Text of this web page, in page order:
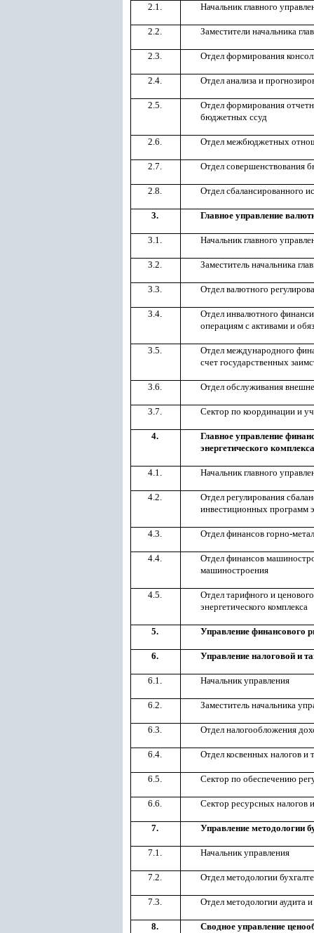
2.1. Начальник главного
2.2. Заместители начальника
2.3. Отдел формирования
2.4. Отдел анализа и
2.5.
Отдел формирования
бюджетных ссуд
2.6. Отдел межбюджетных
2.7. Отдел совершенствования
2.8. Отдел сбалансированного
3. Главное управление
3.1. Начальник главного
3.2. Заместитель начальника
3.3. Отдел валютного
3.4.
Отдел инвалютного
операциям с активами и
3.5.
Отдел международного
счет государственных
3.6. Отдел обслуживания
3.7. Сектор по координации и
4.
Главное управление
энергетического
4.1. Начальник главного
4.2.
Отдел регулирования
инвестиционных программ
4.3. Отдел финансов горно-
4.4.
Отдел финансов
машиностроения
4.5.
Отдел тарифного и
энергетического комплекса
5. Управление финансового
6. Управление налоговой и
6.1. Начальник управления
6.2. Заместитель начальника
6.3. Отдел налогообложения
6.4. Отдел косвенных налогов
6.5. Сектор по обеспечению
6.6. Сектор ресурсных налогов
7. Управление методологии
7.1. Начальник управления
7.2. Отдел методологии
7.3. Отдел методологии аудита
8. Сводное управление